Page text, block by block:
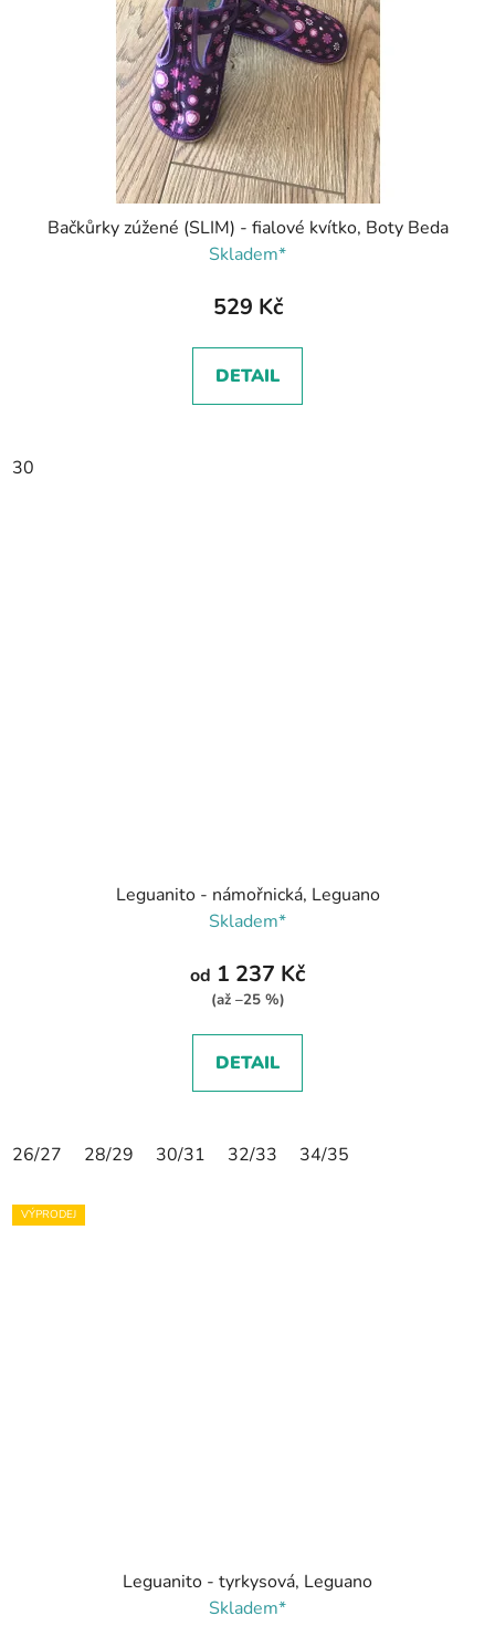
Bačkůrky zúžené (SLIM) - fialové kvítko, Boty Beda
Skladem*
529 Kč
DETAIL
30
Leguanito - námořnická, Leguano
Skladem*
od 1 237 Kč
(až –25 %)
DETAIL
26/27 28/29 30/31 32/33 34/35
VÝPRODEJ
Leguanito - tyrkysová, Leguano
Skladem*